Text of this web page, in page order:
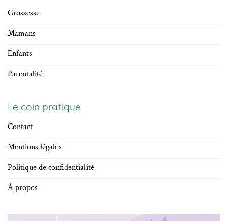
Grossesse
Mamans
Enfants
Parentalité
Le coin pratique
Contact
Mentions légales
Politique de confidentialité
À propos